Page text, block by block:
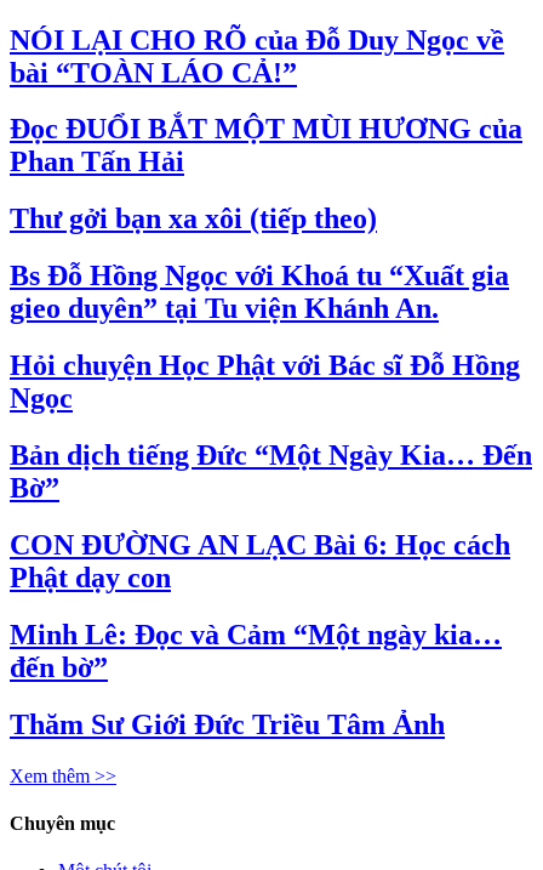
NÓI LẠI CHO RÕ của Đỗ Duy Ngọc về
bài “TOÀN LÁO CẢ!”
Đọc ĐUỔI BẮT MỘT MÙI HƯƠNG của
Phan Tấn Hải
Thư gởi bạn xa xôi (tiếp theo)
Bs Đỗ Hồng Ngọc với Khoá tu “Xuất gia
gieo duyên” tại Tu viện Khánh An.
Hỏi chuyện Học Phật với Bác sĩ Đỗ Hồng
Ngọc
Bản dịch tiếng Đức “Một Ngày Kia… Đến
Bờ”
CON ĐƯỜNG AN LẠC Bài 6: Học cách
Phật dạy con
Minh Lê: Đọc và Cảm “Một ngày kia…
đến bờ”
Thăm Sư Giới Đức Triều Tâm Ảnh
Xem thêm >>
Chuyên mục